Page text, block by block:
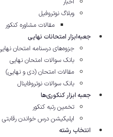
اخبار
وبلاگ نوتروفیل
مقالات مشاوره‌ کنکور
جعبه‌ابزار امتحانات نهایی
جزوه‌های درسنامه امتحان نهایی
بانک سوالات امتحان نهایی
مقالات امتحان (دی و نهایی)
بانک سوالات نوتروفاینال
جعبه ابزار کنکوری‌ها
تخمین رتبه کنکور
اپلیکیشن درس خواندن رقابتی
انتخاب رشته